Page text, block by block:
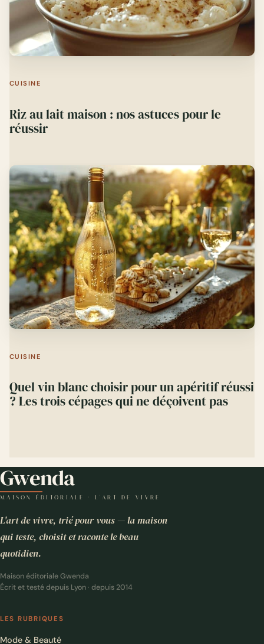
CUISINE
Riz au lait maison : nos astuces pour le
réussir
CUISINE
Quel vin blanc choisir pour un apéritif réussi
? Les trois cépages qui ne déçoivent pas
Gwenda
MAISON ÉDITORIALE · L'ART DE VIVRE
L'art de vivre, trié pour vous — la maison
qui teste, choisit et raconte le beau
quotidien.
Maison éditoriale Gwenda
Écrit et testé depuis Lyon · depuis 2014
LES RUBRIQUES
Mode & Beauté